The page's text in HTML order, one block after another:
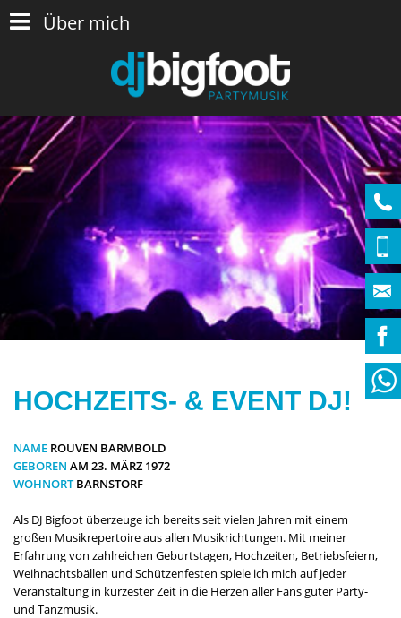
Über mich
HOCHZEITS- & EVENT DJ!
NAME ROUVEN BARMBOLD
GEBOREN AM 23. MÄRZ 1972
WOHNORTBARNSTORF
Als DJ Bigfoot überzeuge ich bereits seit vielen Jahren mit einem
großen Musikrepertoire aus allen Musikrichtungen. Mit meiner
Erfahrung von zahlreichen Geburtstagen, Hochzeiten, Betriebsfeiern,
Weihnachtsbällen und Schützenfesten spiele ich mich auf jeder
Veranstaltung in kürzester Zeit in die Herzen aller Fans guter Party-
und Tanzmusik.